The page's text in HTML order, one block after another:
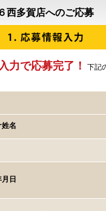
西多賀店へのご応募
力で応募完了！ 下記
姓名
日